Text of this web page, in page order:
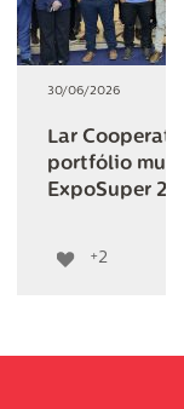
30/06/2026
Lar
portfólio
ExpoSuper
+2